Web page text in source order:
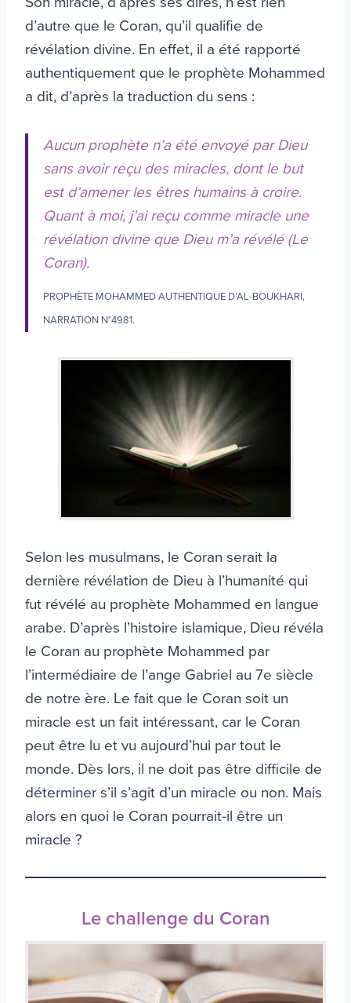
d’autre que le Coran, qu’il qualifie de
révélation divine. En effet, il a été rapporté
authentiquement que le prophète Mohammed
a dit, d’après la traduction du sens :
Aucun prophète n’a été envoyé par Dieu
sans avoir reçu des miracles, dont le but
est d’amener les êtres humains à croire.
Quant à moi, j’ai reçu comme miracle une
révélation divine que Dieu m’a révélé (Le
Coran).
PROPHÈTE MOHAMMED AUTHENTIQUE D’AL-BOUKHARI,
NARRATION N°4981.
Selon les musulmans, le Coran serait la
dernière révélation de Dieu à l’humanité qui
fut révélé au prophète Mohammed en langue
arabe. D’après l’histoire islamique, Dieu révéla
le Coran au prophète Mohammed par
l’intermédiaire de l’ange Gabriel au 7e siècle
de notre ère. Le fait que le Coran soit un
miracle est un fait intéressant, car le Coran
peut être lu et vu aujourd’hui par tout le
monde. Dès lors, il ne doit pas être difficile de
déterminer s’il s’agit d’un miracle ou non. Mais
alors en quoi le Coran pourrait-il être un
miracle ?
Le challenge du Coran